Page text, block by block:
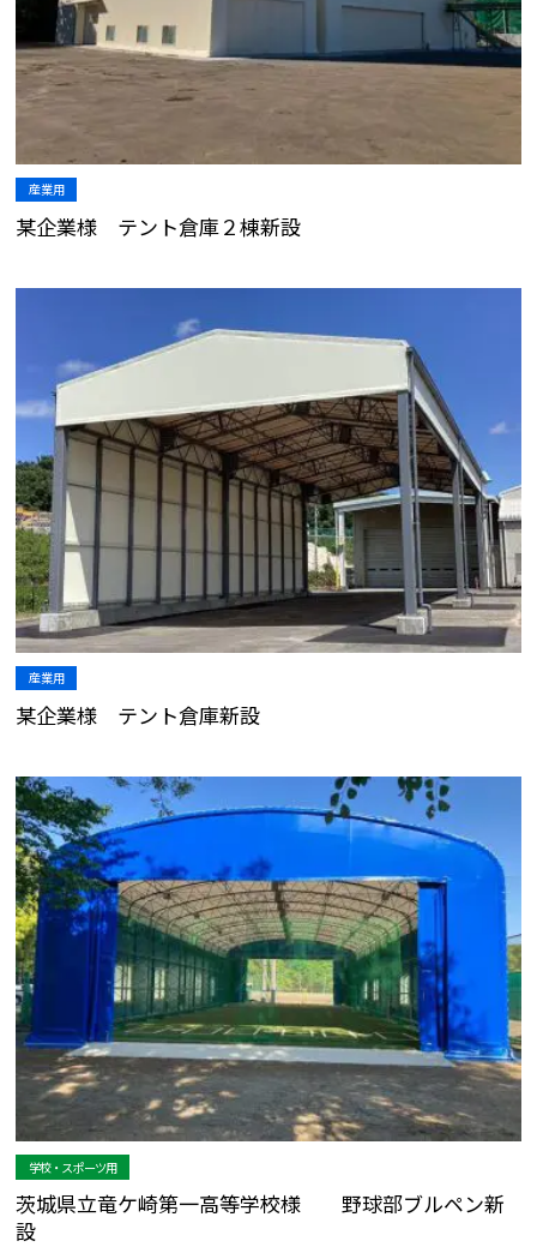
産業用
某企業様 テント倉庫２棟新設
産業用
某企業様 テント倉庫新設
学校・スポーツ用
茨城県立竜ケ崎第一高等学校様 野球部ブルペン新
設